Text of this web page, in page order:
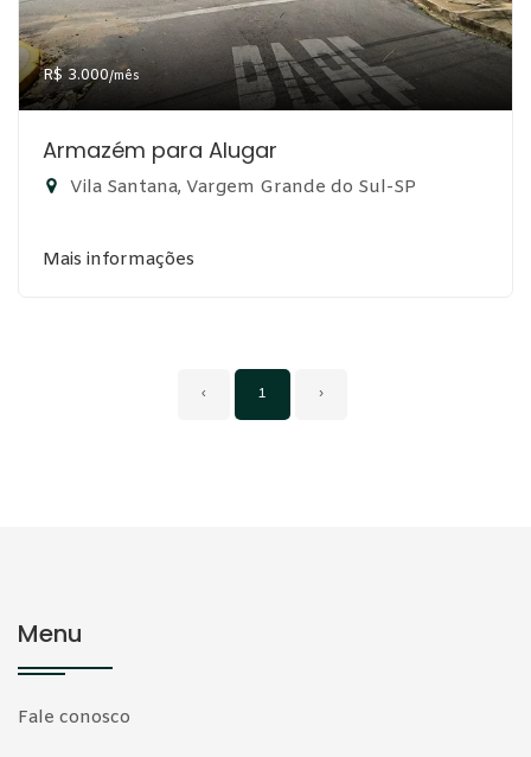
R$ 3.000/mês
Armazém para Alugar
Vila Santana, Vargem Grande do Sul-SP
Mais informações
‹ 1 ›
Menu
Fale conosco